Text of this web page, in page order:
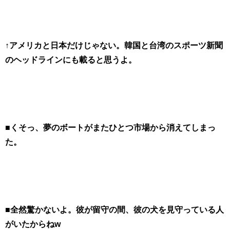
↑アメリカと日本だけじゃない。韓国と台湾のスポーツ新聞
のヘッドラインにも載ると思うよ。
■くそっ、夢のボートがまたひとつ市場から消えてしまっ
た。
■全然驚かないよ。彼が留守の間、彼の犬を見守っている人
がいたからねw